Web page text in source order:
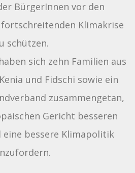
BürgerInnen vor den
Klimakrise
schützen.
sich zehn Familien aus
und Fidschi sowie ein
zusammengetan,
Gericht besseren
eine bessere Klimapolitik